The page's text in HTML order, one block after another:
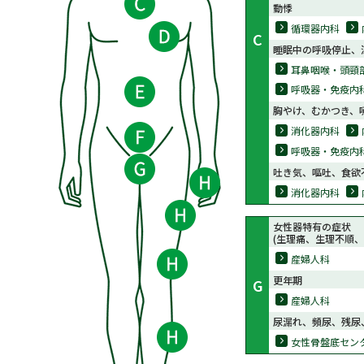
C
動悸
循環器内科
睡眠中の呼吸停止、
耳鼻咽喉・頭頸
呼吸器・免疫内
胸やけ、むかつき、
消化器内科
呼吸器・免疫内
吐き気、嘔吐、食欲
消化器内科
G
女性器特有の症状
(生理痛、生理不順
産婦人科
更年期
産婦人科
尿漏れ、頻尿、残
女性骨盤底セン